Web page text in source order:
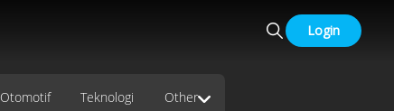
Login
Otomotif Teknologi Other